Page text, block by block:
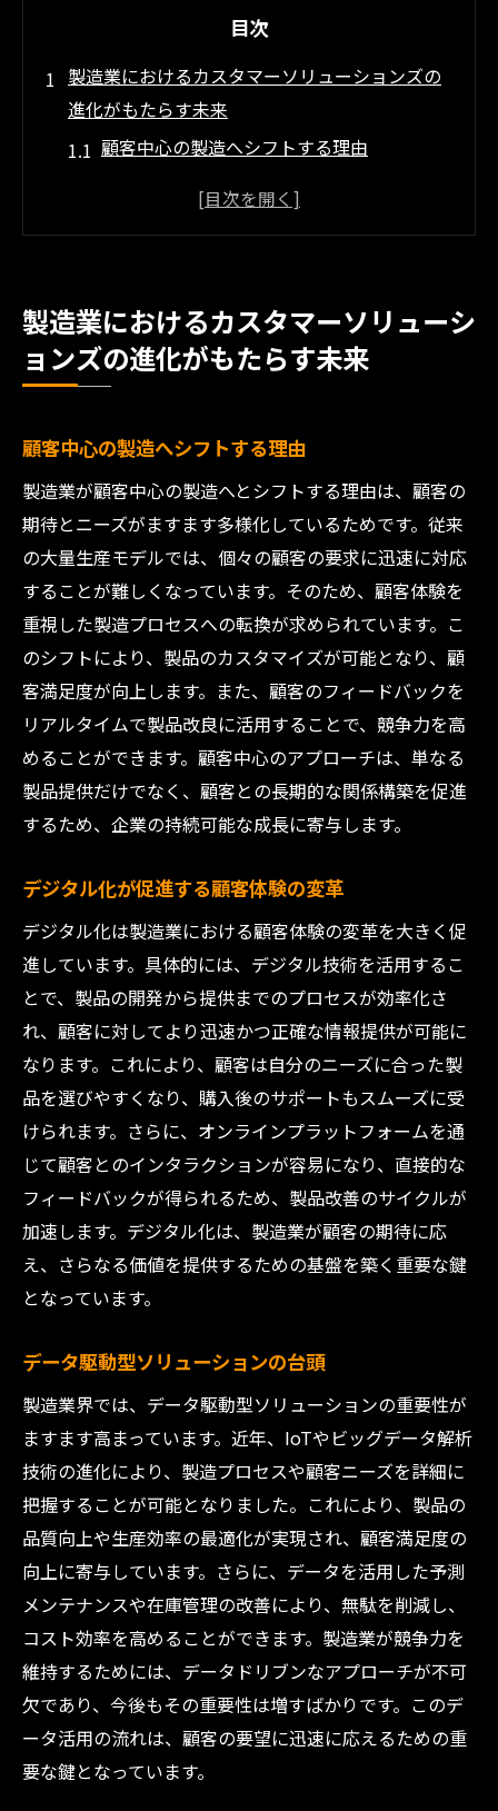
目次
製造業におけるカスタマーソリューションズの
進化がもたらす未来
顧客中心の製造へシフトする理由
デジタル化が促進する顧客体験の変革
持続可能な成長を支えるイノベーション
技術革新が進む製造業界での顧客ニーズの多様
AIとIoTの活用によるニーズの予測
高度なカスタマイズ製品の導入
リアルタイムフィードバックシステムの重
要性
顧客データ分析によるインサイトの活用
フレキシブルな製造体制の構築
異業種連携による新たな価値創造
顧客満足度向上を目指す製造業の最新戦略とは
顧客エンゲージメントの強化戦略
プロアクティブなサポート体制の構築
製品ライフサイクル全体での品質保証
アフターサービスの差別化と強化
顧客教育プログラムの導入
製造業における顧客体験の向上を実現するため
の新たなアプローチ
バーチャルリアリティを用いた製品体験
オムニチャネル戦略による顧客接点の拡大
エコシステムの構築による価値向上
カスタマー・ジャーニーを意識した設計
リアルタイムデータによる迅速な対応
顧客フィードバックを基にした製品改善
持続可能な競争力を維持するための製造業のサ
ービス提供最適化
省エネ技術の積極的な導入
サービスのデジタル化によるコスト削減
顧客要求に応じた柔軟な生産ライン
持続可能性を考慮した製品設計
グローバルネットワークの活用
未来を見据えた製造業のカスタマーソリューシ
ョンズの重要性
未来志向の組織文化の育成
顧客との長期的な関係構築
グローバルリーダーシップの確立
持続的イノベーションの推進
顧客ニーズの予測と対応能力の強化
製造業におけるカスタマーソリューシ
ョンズの進化がもたらす未来
顧客中心の製造へシフトする理由
製造業が顧客中心の製造へとシフトする理由は、顧客の
期待とニーズがますます多様化しているためです。従来
の大量生産モデルでは、個々の顧客の要求に迅速に対応
することが難しくなっています。そのため、顧客体験を
重視した製造プロセスへの転換が求められています。こ
のシフトにより、製品のカスタマイズが可能となり、顧
客満足度が向上します。また、顧客のフィードバックを
リアルタイムで製品改良に活用することで、競争力を高
めることができます。顧客中心のアプローチは、単なる
製品提供だけでなく、顧客との長期的な関係構築を促進
するため、企業の持続可能な成長に寄与します。
デジタル化が促進する顧客体験の変革
デジタル化は製造業における顧客体験の変革を大きく促
進しています。具体的には、デジタル技術を活用するこ
とで、製品の開発から提供までのプロセスが効率化さ
れ、顧客に対してより迅速かつ正確な情報提供が可能に
なります。これにより、顧客は自分のニーズに合った製
品を選びやすくなり、購入後のサポートもスムーズに受
けられます。さらに、オンラインプラットフォームを通
じて顧客とのインタラクションが容易になり、直接的な
フィードバックが得られるため、製品改善のサイクルが
加速します。デジタル化は、製造業が顧客の期待に応
え、さらなる価値を提供するための基盤を築く重要な鍵
となっています。
データ駆動型ソリューションの台頭
製造業界では、データ駆動型ソリューションの重要性が
ますます高まっています。近年、IoTやビッグデータ解析
技術の進化により、製造プロセスや顧客ニーズを詳細に
把握することが可能となりました。これにより、製品の
品質向上や生産効率の最適化が実現され、顧客満足度の
向上に寄与しています。さらに、データを活用した予測
メンテナンスや在庫管理の改善により、無駄を削減し、
コスト効率を高めることができます。製造業が競争力を
維持するためには、データドリブンなアプローチが不可
欠であり、今後もその重要性は増すばかりです。このデ
ータ活用の流れは、顧客の要望に迅速に応えるための重
要な鍵となっています。